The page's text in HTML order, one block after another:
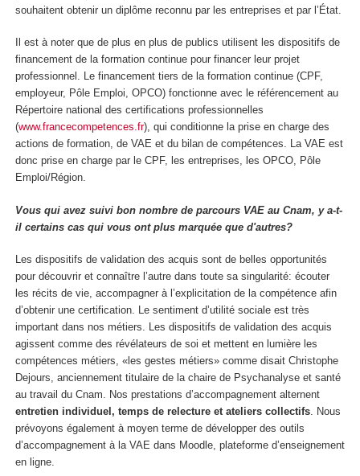
souhaitent obtenir un diplôme reconnu par les entreprises et par l’État.
Il est à noter que de plus en plus de publics utilisent les dispositifs de
financement de la formation continue pour financer leur projet
professionnel. Le financement tiers de la formation continue (CPF,
employeur, Pôle Emploi, OPCO) fonctionne avec le référencement au
Répertoire national des certifications professionnelles
(www.francecompetences.fr), qui conditionne la prise en charge des
actions de formation, de VAE et du bilan de compétences. La VAE est
donc prise en charge par le CPF, les entreprises, les OPCO, Pôle
Emploi/Région.
Vous qui avez suivi bon nombre de parcours VAE au Cnam, y a-t-
il certains cas qui vous ont plus marquée que d'autres?
Les dispositifs de validation des acquis sont de belles opportunités
pour découvrir et connaître l’autre dans toute sa singularité: écouter
les récits de vie, accompagner à l’explicitation de la compétence afin
d’obtenir une certification. Le sentiment d’utilité sociale est très
important dans nos métiers. Les dispositifs de validation des acquis
agissent comme des révélateurs de soi et mettent en lumière les
compétences métiers, «les gestes métiers» comme disait Christophe
Dejours, anciennement titulaire de la chaire de Psychanalyse et santé
au travail du Cnam. Nos prestations d’accompagnement alternent
entretien individuel, temps de relecture et ateliers collectifs. Nous
prévoyons également à moyen terme de développer des outils
d’accompagnement à la VAE dans Moodle, plateforme d’enseignement
en ligne.